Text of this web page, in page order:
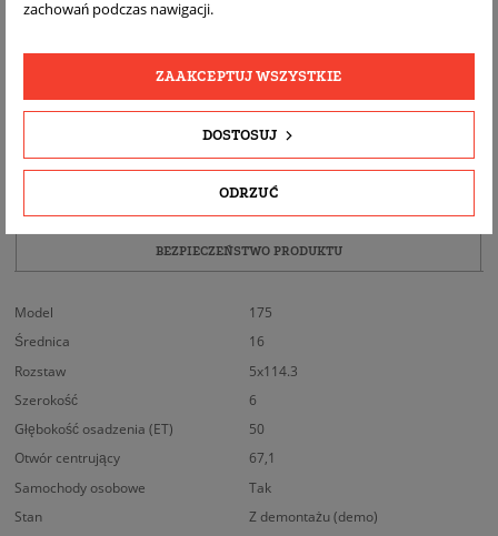
DARMOWA
BEZPŁATNY
PRODUKTU
OPIS
BEZPIECZEŃSTWO PRODUKTU
Model
175
Średnica
16
Rozstaw
5x114.3
Szerokość
6
Głębokość osadzenia (ET)
50
Otwór centrujący
67,1
Samochody osobowe
Tak
Stan
Z demontażu (demo)
zachowań podczas nawigacji.
ODRZUĆ
DOSTOSUJ
ZAAKCEPTUJ WSZYSTKIE